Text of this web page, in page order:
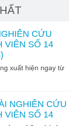
CỨU
VIÊN SỐ 14
xuất hiện ngay từ
NGHIÊN CỨU
VIÊN SỐ 14